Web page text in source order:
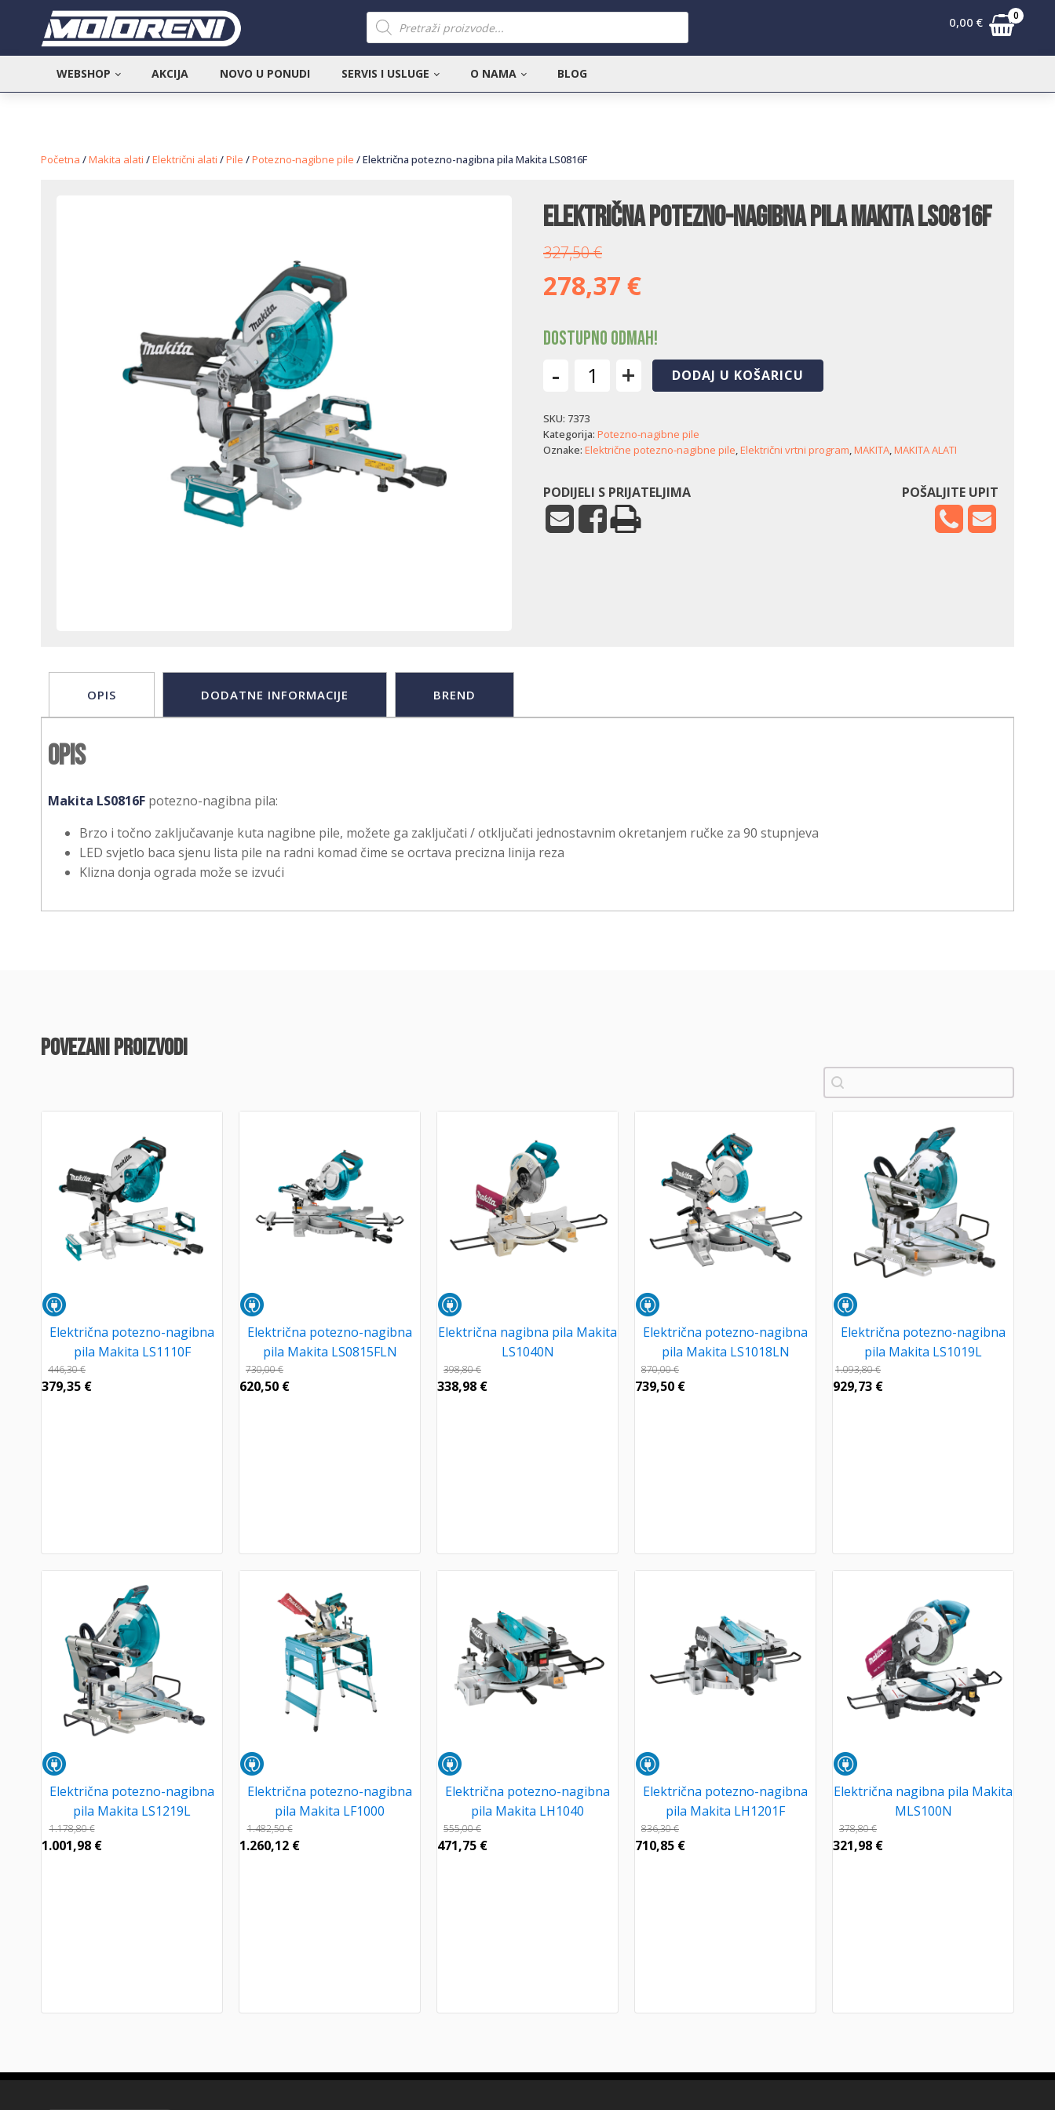
Products
search
0,00 € 0
WEBSHOP AKCIJA NOVO U PONUDI SERVIS I USLUGE O NAMA BLOG
Početna /Makita alati /Električni alati /Pile /Potezno-nagibne pile / Električna potezno-nagibna pila Makita LS0816F
Električna potezno-nagibna pila Makita LS0816F
327,50€
278,37 €
Dostupno odmah!
-
nagibna
pila
Makita
+ DODAJ U KOŠARICU
SKU: 7373
Kategorija: Potezno-nagibne pile
Oznake: Električne potezno-nagibne pile,Električni vrtni program,MAKITA,MAKITA ALATI
PODIJELI S PRIJATELJIMA POŠALJITE UPIT
OPIS DODATNE INFORMACIJE BREND
Opis
Makita LS0816F potezno-nagibna pila:
Brzo i točno zaključavanje kuta nagibne pile, možete ga zaključati / otključati jednostavnim okretanjem ručke za 90 stupnjeva
LED svjetlo baca sjenu lista pile na radni komad čime se ocrtava precizna linija reza
Klizna donja ograda može se izvući
povezani proizvodi
Pretraži
Električna potezno-nagibna
pila Makita LS1110F
446,30€
379,35 €
Električna potezno-nagibna
pila Makita LS0815FLN
730,00€
620,50 €
Električna nagibna pila Makita
LS1040N
398,80€
338,98 €
Električna potezno-nagibna
pila Makita LS1018LN
870,00€
739,50 €
Električna potezno-nagibna
pila Makita LS1019L
1.093,80€
929,73 €
Električna potezno-nagibna
pila Makita LS1219L
1.178,80€
1.001,98 €
Električna potezno-nagibna
pila Makita LF1000
1.482,50€
1.260,12 €
Električna potezno-nagibna
pila Makita LH1040
555,00€
471,75 €
Električna potezno-nagibna
pila Makita LH1201F
836,30€
710,85 €
Električna nagibna pila Makita
MLS100N
378,80€
321,98 €